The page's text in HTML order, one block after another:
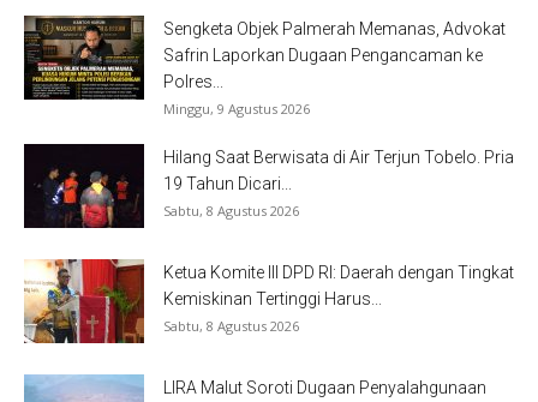
Sengketa Objek Palmerah Memanas, Advokat
Safrin Laporkan Dugaan Pengancaman ke
Polres...
Minggu, 9 Agustus 2026
Hilang Saat Berwisata di Air Terjun Tobelo. Pria
19 Tahun Dicari...
Sabtu, 8 Agustus 2026
Ketua Komite III DPD RI: Daerah dengan Tingkat
Kemiskinan Tertinggi Harus...
Sabtu, 8 Agustus 2026
LIRA Malut Soroti Dugaan Penyalahgunaan